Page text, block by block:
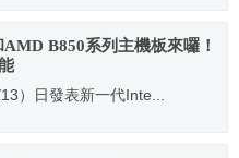
B850系列主機板來囉！
）日發表新一代Inte...